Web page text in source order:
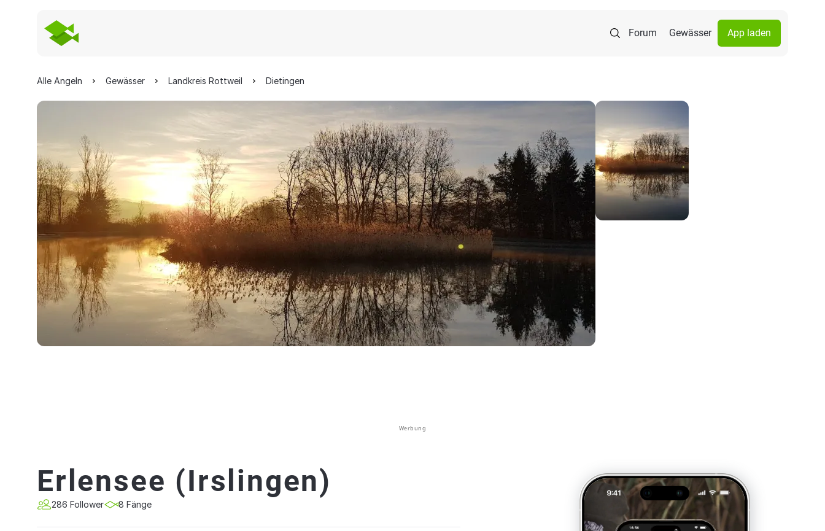
Forum Gewässer App laden
Alle Angeln Gewässer Landkreis Rottweil Dietingen
Werbung
Erlensee (Irslingen)
286 Follower 8 Fänge